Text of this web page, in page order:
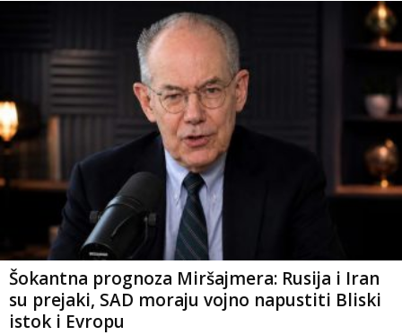
Šokantna prognoza Miršajmera: Rusija i Iran
su prejaki, SAD moraju vojno napustiti Bliski
istok i Evropu